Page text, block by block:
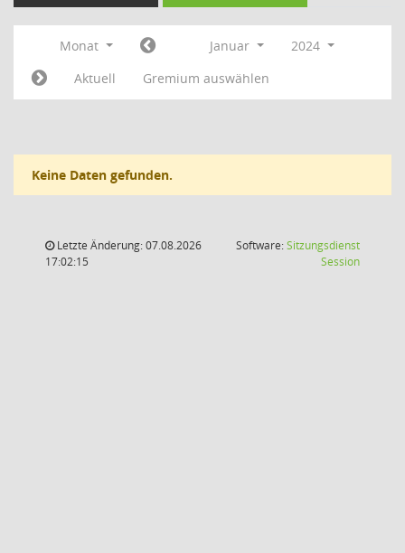
Monat Januar
2024
Aktuell
Gremium auswählen
Keine Daten gefunden.
Letzte Änderung: 07.08.2026
17:02:15
Software:Sitzungsdienst
Session(Wird in